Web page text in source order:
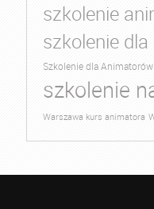
szkolenie
szkolenie
Szkolenie dla Animatorów
szkolenie
Warszawa kurs animatora